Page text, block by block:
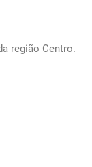
região Centro.